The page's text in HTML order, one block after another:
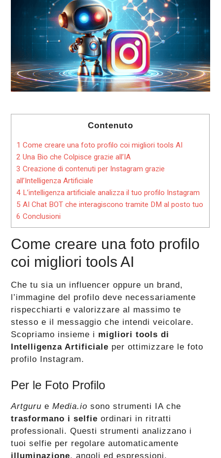
Contenuto
1 Come creare una foto profilo coi migliori tools AI
2 Una Bio che Colpisce grazie all’IA
3 Creazione di contenuti per Instagram grazie
all’Intelligenza Artificiale
4 L’intelligenza artificiale analizza il tuo profilo Instagram
5 AI Chat BOT che interagiscono tramite DM al posto tuo
6 Conclusioni
Come creare una foto profilo
coi migliori tools AI
Che tu sia un influencer oppure un brand,
l’immagine del profilo deve necessariamente
rispecchiarti e valorizzare al massimo te
stesso e il messaggio che intendi veicolare.
Scopriamo insieme i migliori tools di
Intelligenza Artificiale per ottimizzare le foto
profilo Instagram.
Per le Foto Profilo
Artguru eMedia.io sono strumenti IA che
trasformano i selfie ordinari in ritratti
professionali. Questi strumenti analizzano i
tuoi selfie per regolare automaticamente
illuminazione, angoli ed espressioni,